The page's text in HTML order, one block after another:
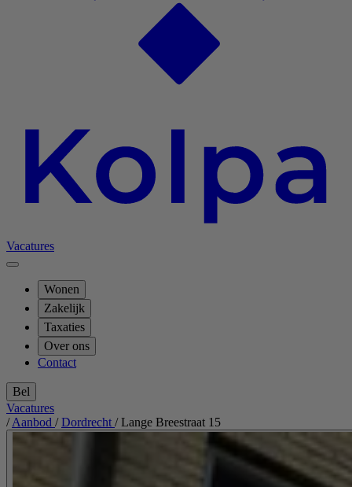
Vacatures
Wonen
Zakelijk
Taxaties
Over ons
Contact
Bel
Vacatures
/ Aanbod / Dordrecht / Lange Breestraat 15